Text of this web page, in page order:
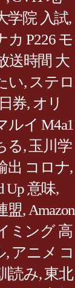
学院 入試,
カ P226 モ
送時間 大
い, ステロ
券, オリ
ルイ M4a1
る, 玉川学
出 コロナ,
Up 意味,
盟, Amazon
ミング 高
, アニメ コ
読み,東北